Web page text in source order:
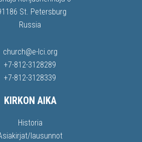
St. Petersburg
Russia
church@e-lci.org
+7-812-3128289
+7-812-3128339
KIRKON AIKA
Historia
lausunnot